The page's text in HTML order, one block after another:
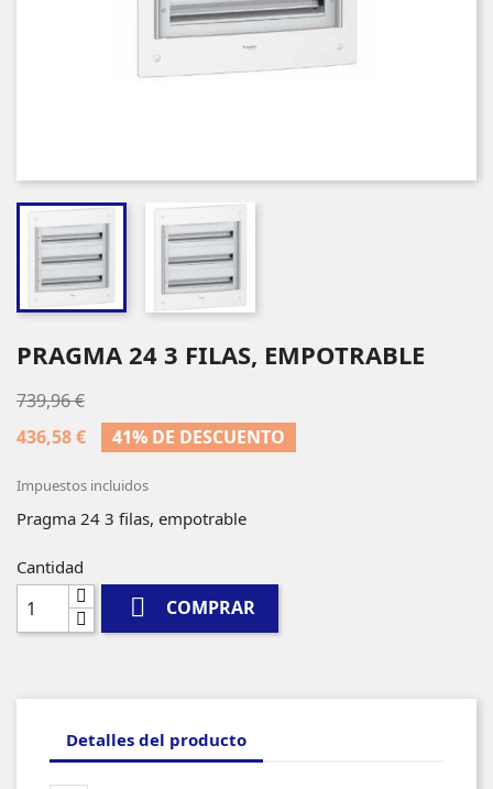
PRAGMA 24 3 FILAS, EMPOTRABLE
739,96 €
436,58 €
41% DE DESCUENTO
Impuestos incluidos
Pragma 24 3 filas, empotrable
Cantidad
 COMPRAR
Detalles del producto